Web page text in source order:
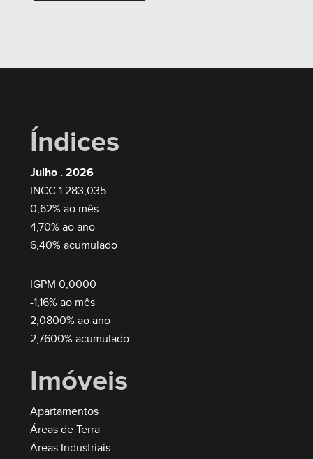
Índices
Julho . 2026
INCC 1.283,035
0,62% ao mês
4,70% ao ano
6,40% acumulado
IGPM 0,0000
-1,16% ao mês
2,0800% ao ano
2,7600% acumulado
Imóveis
Apartamentos
Áreas de Terra
Áreas Industriais